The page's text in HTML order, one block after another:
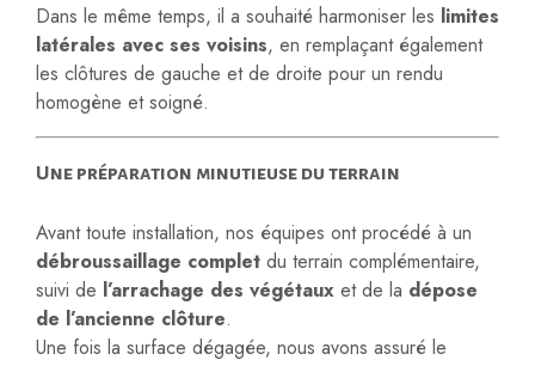
Dans le même temps, il a souhaité harmoniser les limites
latérales avec ses voisins, en remplaçant également
les clôtures de gauche et de droite pour un rendu
homogène et soigné.
Une préparation minutieuse du terrain
Avant toute installation, nos équipes ont procédé à un
débroussaillage completdu terrain complémentaire,
suivi de l’arrachage des végétauxet de la dépose
de l’ancienne clôture.
Une fois la surface dégagée, nous avons assuré le